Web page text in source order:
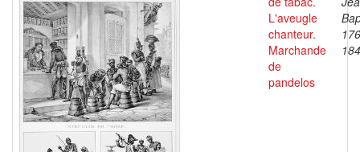
L'aveugle
chanteur.
Marchande
de
pandelos